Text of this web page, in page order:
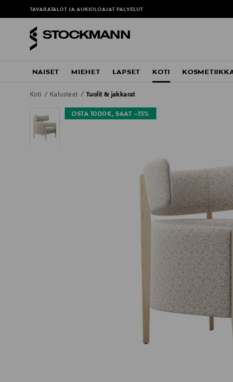
TAVARATALOT JA AUKIOLOAJAT PALVELUT
NAISET MIEHET LAPSET KOTI
Koti Kalusteet Tuolit & jakkarat
OSTA 1000€, SAAT –15%